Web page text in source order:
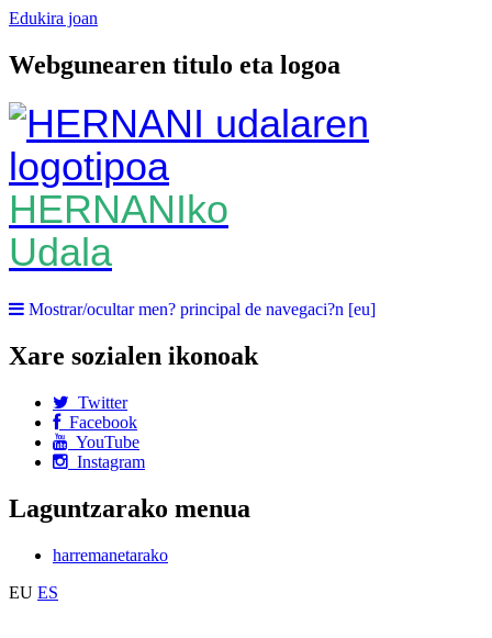
Edukira joan
Webgunearen titulo eta logoa
HERNANIko
Udala
Mostrar/ocultar men? principal de navegaci?n [eu]
Xare sozialen ikonoak
Twitter
Facebook
YouTube
Instagram
Laguntzarako menua
harremanetarako
EU ES